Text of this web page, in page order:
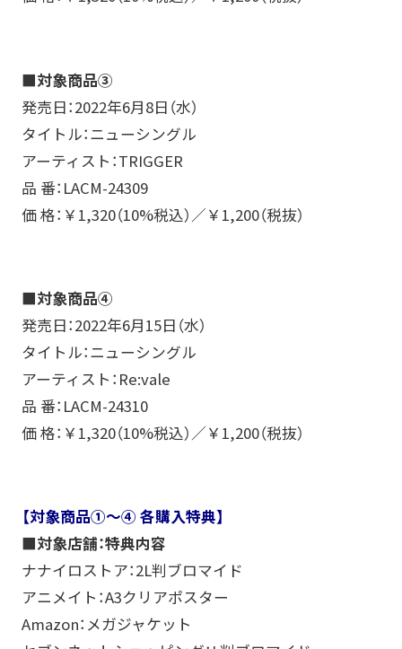
■対象商品③
発売日：2022年6月8日（水）
タイトル：ニューシングル
アーティスト：TRIGGER
品 番：LACM-24309
価 格：￥1,320（10%税込）／￥1,200（税抜）
■対象商品④
発売日：2022年6月15日（水）
タイトル：ニューシングル
アーティスト：Re:vale
品 番：LACM-24310
価 格：￥1,320（10%税込）／￥1,200（税抜）
【対象商品①～④ 各購入特典】
■対象店舗：特典内容
ナナイロストア：2L判ブロマイド
アニメイト：A3クリアポスター
Amazon：メガジャケット